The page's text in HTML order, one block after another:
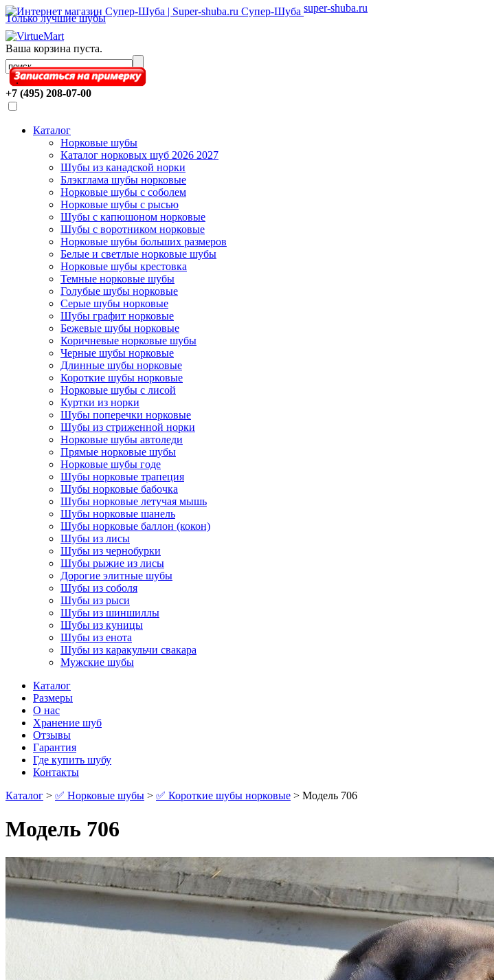
Супер-Шуба super-shuba.ru
Только лучшие шубы
Ваша корзина пуста.
.
+7 (495) 208-07-00
Каталог
Норковые шубы
Каталог норковых шуб 2026 2027
Шубы из канадской норки
Блэкглама шубы норковые
Норковые шубы с соболем
Норковые шубы с рысью
Шубы с капюшоном норковые
Шубы с воротником норковые
Норковые шубы больших размеров
Белые и светлые норковые шубы
Норковые шубы крестовка
Темные норковые шубы
Голубые шубы норковые
Серые шубы норковые
Шубы графит норковые
Бежевые шубы норковые
Коричневые норковые шубы
Черные шубы норковые
Длинные шубы норковые
Короткие шубы норковые
Норковые шубы с лисой
Куртки из норки
Шубы поперечки норковые
Шубы из стриженной норки
Норковые шубы автоледи
Прямые норковые шубы
Норковые шубы годе
Шубы норковые трапеция
Шубы норковые бабочка
Шубы норковые летучая мышь
Шубы норковые шанель
Шубы норковые баллон (кокон)
Шубы из лисы
Шубы из чернобурки
Шубы рыжие из лисы
Дорогие элитные шубы
Шубы из соболя
Шубы из рыси
Шубы из шиншиллы
Шубы из куницы
Шубы из енота
Шубы из каракульчи свакара
Мужские шубы
Каталог
Размеры
О нас
Хранение шуб
Отзывы
Гарантия
Где купить шубу
Контакты
Каталог > ✅ Норковые шубы > ✅ Короткие шубы норковые > Модель 706
Модель 706